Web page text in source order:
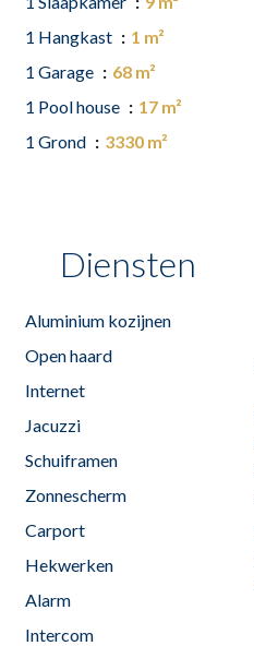
1 Hangkast
1 m²
1 Garage
68 m²
1 Pool house
17 m²
1 Grond
3330 m²
Diensten
Aluminium kozijnen
Open haard
Internet
Jacuzzi
Schuiframen
Zonnescherm
Carport
Hekwerken
Alarm
Intercom